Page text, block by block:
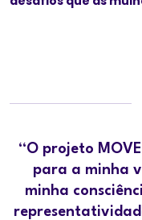
“O projeto
para a minha
minha